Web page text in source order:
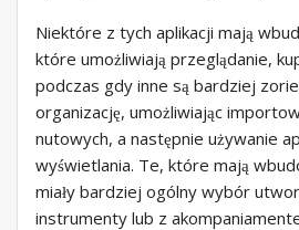
Niektóre z tych aplikacji mają
które umożliwiają przeglądanie,
podczas gdy inne są bardziej
organizację, umożliwiając
nutowych, a następnie używanie
wyświetlania. Te, które mają
miały bardziej ogólny wybór
instrumenty lub z